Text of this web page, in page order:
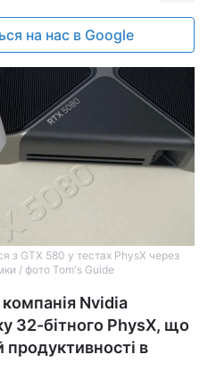
на нас в Google
з GTX 580 у тестах PhysX через
/ фото Tom's Guide
Nvidia
32-бітного PhysX, що
продуктивності в